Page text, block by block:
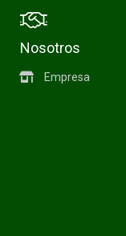
Nosotros
Empresa